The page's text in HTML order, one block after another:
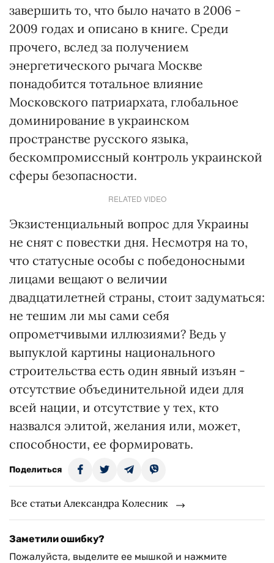
завершить то, что было начато в 2006 -
2009 годах и описано в книге. Среди
прочего, вслед за получением
энергетического рычага Москве
понадобится тотальное влияние
Московского патриархата, глобальное
доминирование в украинском
пространстве русского языка,
бескомпромиссный контроль украинской
сферы безопасности.
RELATED VIDEO
Экзистенциальный вопрос для Украины
не снят с повестки дня. Несмотря на то,
что статусные особы с победоносными
лицами вещают о величии
двадцатилетней страны, стоит задуматься:
не тешим ли мы сами себя
опрометчивыми иллюзиями? Ведь у
выпуклой картины национального
строительства есть один явный изъян -
отсутствие объединительной идеи для
всей нации, и отсутствие у тех, кто
назвался элитой, желания или, может,
способности, ее формировать.
Поделиться
Все статьи Александра Колесник
Заметили ошибку?
Пожалуйста, выделите ее мышкой и нажмите